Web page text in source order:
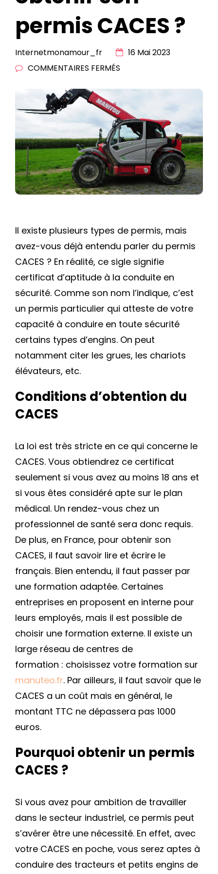
permis CACES ?
Internetmonamour_fr
16 Mai 2023
COMMENTAIRES FERMÉS
SON
PERMIS
CACES
?
Il existe plusieurs types de permis, mais
avez-vous déjà entendu parler du permis
CACES ? En réalité, ce sigle signifie
certificat d’aptitude à la conduite en
sécurité. Comme son nom l’indique, c’est
un permis particulier qui atteste de votre
capacité à conduire en toute sécurité
certains types d’engins. On peut
notamment citer les grues, les chariots
élévateurs, etc.
Conditions d’obtention du
CACES
La loi est très stricte en ce qui concerne le
CACES. Vous obtiendrez ce certificat
seulement si vous avez au moins 18 ans et
si vous êtes considéré apte sur le plan
médical. Un rendez-vous chez un
professionnel de santé sera donc requis.
De plus, en France, pour obtenir son
CACES, il faut savoir lire et écrire le
français. Bien entendu, il faut passer par
une formation adaptée. Certaines
entreprises en proposent en interne pour
leurs employés, mais il est possible de
choisir une formation externe. Il existe un
large réseau de centres de
formation : choisissez votre formation sur
manuteo.fr. Par ailleurs, il faut savoir que le
CACES a un coût mais en général, le
montant TTC ne dépassera pas 1000
euros.
Pourquoi obtenir un permis
CACES ?
Si vous avez pour ambition de travailler
dans le secteur industriel, ce permis peut
s’avérer être une nécessité. En effet, avec
votre CACES en poche, vous serez aptes à
conduire des tracteurs et petits engins de